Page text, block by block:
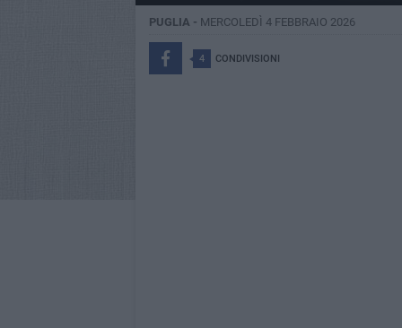
PUGLIA - MERCOLEDÌ 4 FEBBRAIO 2026
4 CONDIVISIONI